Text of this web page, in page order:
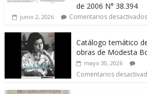
de 2006 N° 38.394
junio 2, 2026 Comentarios desactivados
Catálogo temático
obras de Modesta
mayo 30, 2026
Comentarios